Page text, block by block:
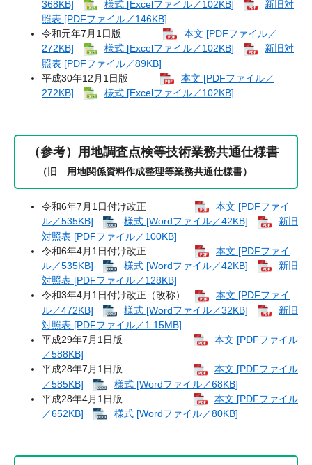
368KB]
様式 [Excelファイル／102KB]
新旧対
照表 [PDFファイル／146KB]
令和元年7月1日版
本文 [PDFファイル／
272KB]
様式 [Excelファイル／102KB]
新旧対
照表 [PDFファイル／89KB]
平成30年12月1日版
本文 [PDFファイル／
272KB]
様式 [Excelファイル／102KB]
（参考） 用地調査点検等技術業務共通仕様書
（旧 用地関係資料作成整理等業務共通仕様書）
令和6年7月1日付け改正
本文 [PDFファイ
ル／535KB]
様式 [Wordファイル／42KB]
新旧
対照表 [PDFファイル／100KB]
令和6年4月1日付け改正
本文 [PDFファイ
ル／535KB]
様式 [Wordファイル／42KB]
新旧
対照表 [PDFファイル／128KB]
令和3年4月1日付け改正（改称）
本文 [PDFファイ
ル／472KB]
様式 [Wordファイル／32KB]
新旧
対照表 [PDFファイル／1.15MB]
平成29年7月1日版
本文 [PDFファイル
／588KB]
平成28年7月1日版
本文 [PDFファイル
／585KB]
様式 [Wordファイル／68KB]
平成28年4月1日版
本文 [PDFファイル
／652KB]
様式 [Wordファイル／80KB]